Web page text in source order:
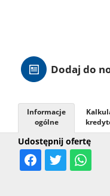
Dodaj do
Udostępnij ofertę
Informacje
ogólne